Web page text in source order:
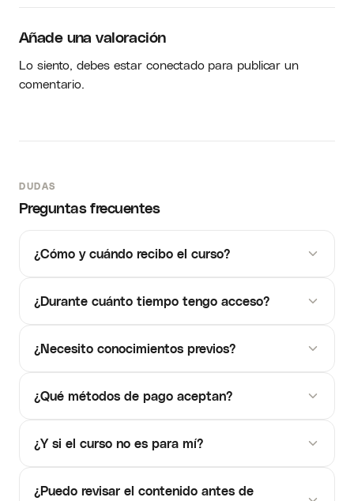
Añade una valoración
Lo siento, debes estarconectadopara publicar un
comentario.
DUDAS
Preguntas frecuentes
¿Cómo y cuándo recibo el curso?
¿Durante cuánto tiempo tengo acceso?
¿Necesito conocimientos previos?
¿Qué métodos de pago aceptan?
¿Y si el curso no es para mí?
¿Puedo revisar el contenido antes de